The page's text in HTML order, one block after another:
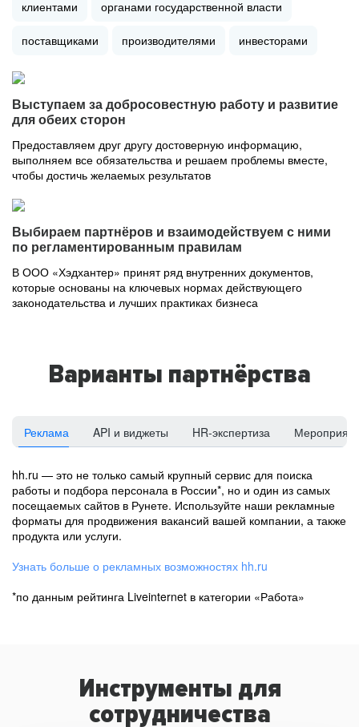
клиентами органами государственной власти
поставщиками производителями инвесторами
Выступаем за добросовестную работу и развитие
для обеих сторон
Предоставляем друг другу достоверную информацию,
выполняем все обязательства и решаем проблемы вместе,
чтобы достичь желаемых результатов
Выбираем партнёров и взаимодействуем с ними
по регламентированным правилам
В ООО «Хэдхантер» принят ряд внутренних документов,
которые основаны на ключевых нормах действующего
законодательства и лучших практиках бизнеса
Варианты партнёрства
Реклама API и виджеты HR-экспертиза
hh.ru — это не только самый крупный сервис для поиска
работы и подбора персонала в России*, но и один из самых
посещаемых сайтов в Рунете. Используйте наши рекламные
форматы для продвижения вакансий вашей компании, а также
продукта или услуги.
Узнать больше о рекламных возможностях hh.ru
*по данным рейтинга Liveinternet в категории «Работа»
Инструменты для
сотрудничества